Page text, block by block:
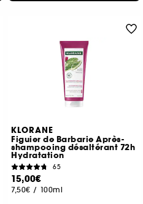
KLORANE
Figuier de Barbarie Après-
shampooing désaltérant 72h
Hydratation
65
15,00€
7,50€ / 100ml